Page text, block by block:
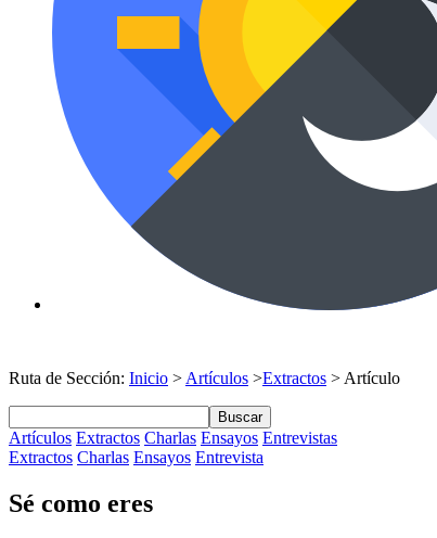
Ruta de Sección: Inicio > Artículos >Extractos > Artículo
Buscar
Artículos Extractos Charlas Ensayos Entrevistas
Extractos Charlas Ensayos Entrevista
Sé como eres